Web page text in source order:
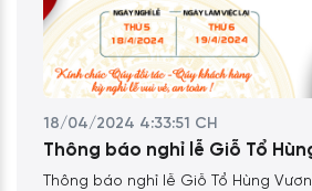
18/04/2024 4:33:51 CH
Thông báo nghỉ lễ Giỗ Tổ
Thông báo nghỉ lễ Giỗ Tổ Hùng